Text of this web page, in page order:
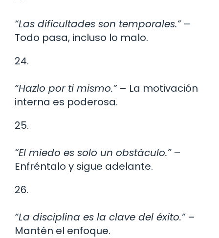
“Las dificultades son temporales.”–
Todo pasa, incluso lo malo.
24.
“Hazlo por ti mismo.”– La motivación
interna es poderosa.
25.
“El miedo es solo un obstáculo.”–
Enfréntalo y sigue adelante.
26.
“La disciplina es la clave del éxito.”–
Mantén el enfoque.